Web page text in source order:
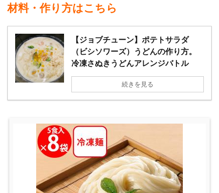
材料・作り方はこちら
【ジョブチューン】ポテトサラダ
（ビシソワーズ）うどんの作り方。
冷凍さぬきうどんアレンジバトル
続きを見る